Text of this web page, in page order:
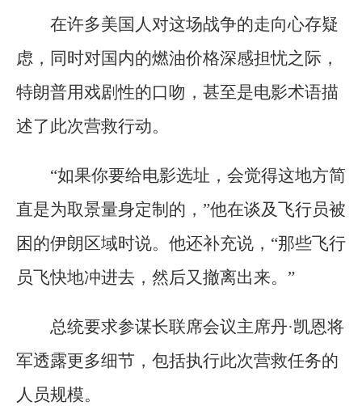
在许多美国人对这场战争的走向心存疑
虑，同时对国内的燃油价格深感担忧之际，
特朗普用戏剧性的口吻，甚至是电影术语描
述了此次营救行动。
“如果你要给电影选址，会觉得这地方简
直是为取景量身定制的，”他在谈及飞行员被
困的伊朗区域时说。他还补充说，“那些飞行
员飞快地冲进去，然后又撤离出来。”
总统要求参谋长联席会议主席丹·凯恩将
军透露更多细节，包括执行此次营救任务的
人员规模。